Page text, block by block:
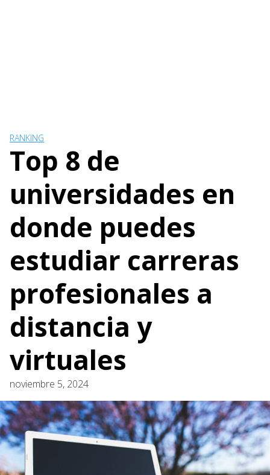
RANKING
Top 8 de
universidades en
donde puedes
estudiar carreras
profesionales a
distancia y
virtuales
noviembre 5, 2024